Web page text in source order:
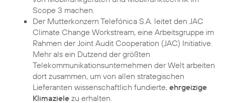
Scope 3 machen.
Der Mutterkonzern Telefónica S.A. leitet den JAC
Climate Change Workstream, eine Arbeitsgruppe im
Rahmen der Joint Audit Cooperation (JAC) Initiative.
Mehr als ein Dutzend der größten
Telekommunikationsunternehmen der Welt arbeiten
dort zusammen, um von allen strategischen
Lieferanten wissenschaftlich fundierte, ehrgeizige
Klimaziele zu erhalten.